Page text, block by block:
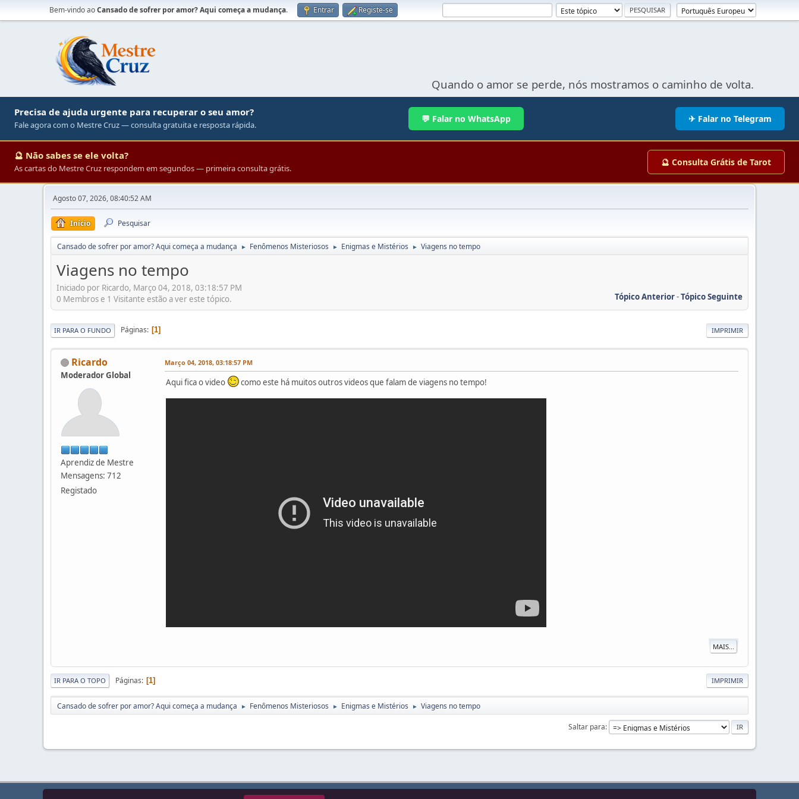
Bem-vindo aoCansado de sofrer por amor? Aqui começa a mudança. Entrar Registe-se
Quando o amor se perde, nós mostramos o caminho de volta.
Precisa de ajuda urgente para recuperar o seu amor?
Fale agora com o Mestre Cruz — consulta gratuita e resposta rápida.
💬 Falar no WhatsApp ✈ Falar no Telegram
🔮 Não sabes se ele volta?
As cartas do Mestre Cruz respondem em segundos — primeira consulta grátis.
🔮 Consulta Grátis de Tarot
Agosto 07, 2026, 08:40:52 AM
Início Pesquisar
Cansado de sofrer por amor? Aqui começa a mudança ► Fenômenos Misteriosos ► Enigmas e Mistérios ► Viagens no tempo
Viagens no tempo
Iniciado por Ricardo, Março 04, 2018, 03:18:57 PM
Tópico Anterior-Tópico Seguinte
0 Membros e 1 Visitante estão a ver este tópico.
IMPRIMIR
IR PARA O FUNDO Páginas 1
Ricardo
Moderador Global
Aprendiz de Mestre
Mensagens: 712
Registado
Março 04, 2018, 03:18:57 PM
Aqui fica o video como este há muitos outros videos que falam de viagens no tempo!
MAIS...
IMPRIMIR
IR PARA O TOPO Páginas 1
Cansado de sofrer por amor? Aqui começa a mudança ► Fenômenos Misteriosos ► Enigmas e Mistérios ► Viagens no tempo
Saltar para